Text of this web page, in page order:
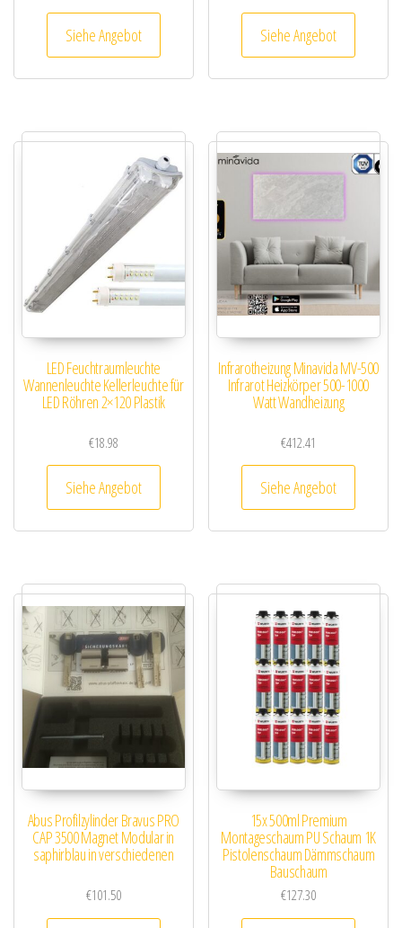
Siehe Angebot Siehe Angebot
LED Feuchtraumleuchte
Wannenleuchte Kellerleuchte für
LED Röhren 2×120 Plastik
€18.98
Siehe Angebot
Infrarotheizung Minavida MV-500
Infrarot Heizkörper 500-1000
Watt Wandheizung
€412.41
Siehe Angebot
Abus Profilzylinder Bravus PRO
CAP 3500 Magnet Modular in
saphirblau in verschiedenen
€101.50
15x 500ml Premium
Montageschaum PU Schaum 1K
Pistolenschaum Dämmschaum
Bauschaum
€127.30